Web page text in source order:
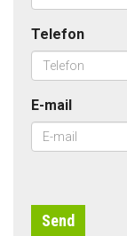
Telefon
E-mail